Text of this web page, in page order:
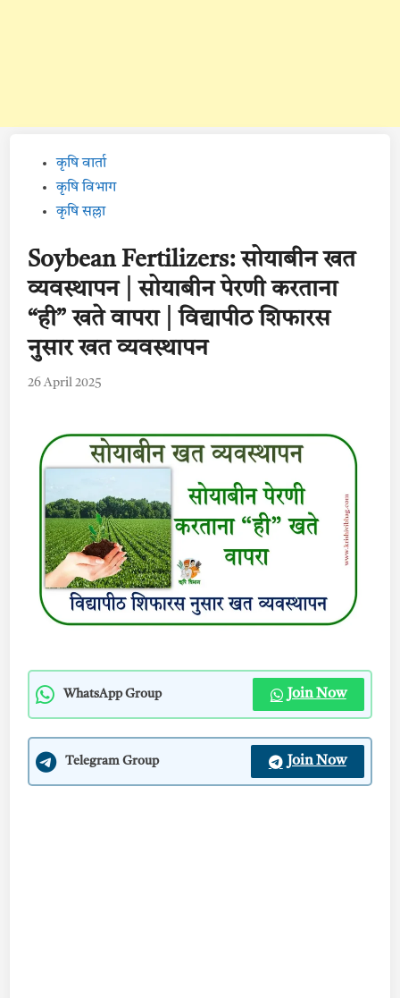
Postedकृषि वार्ता
कृषि विभाग
कृषि सल्ला
Soybean Fertilizers: सोयाबीन खत
व्यवस्थापन | सोयाबीन पेरणी करताना
“ही” खते वापरा | विद्यापीठ शिफारस
नुसार खत व्यवस्थापन
26 April 2025
WhatsApp Group Join Now
Telegram Group Join Now